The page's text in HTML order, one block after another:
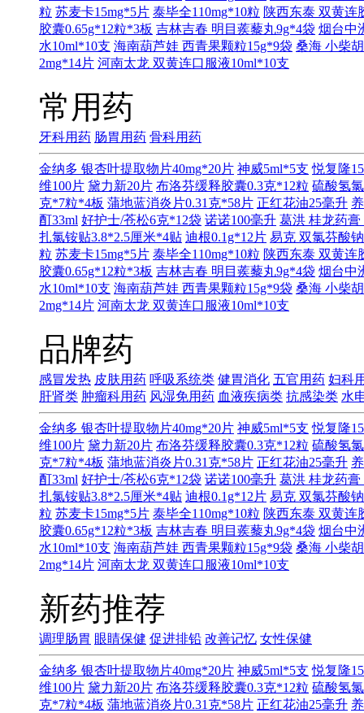
粒 苏麦卡15mg*5片 泰毕全110mg*10粒 陕西东泰 双黄连
胶囊0.65g*12粒*3板 吉林吉春 明目蒺藜丸9g*4袋 烟台中
水10ml*10支 海南葫芦娃 西青果颗粒15g*9袋 桑海 小柴
2mg*14片 河南太龙 双黄连口服液10ml*10支
常用药
牙科用药 肠胃用药 骨科用药
金纳多 银杏叶提取物片40mg*20片 神威5ml*5支 悦复隆
维100片 黛力新20片 布洛芬缓释胶囊0.3克*12粒 硫酸氢
克*7粒*4板 蒲地蓝消炎片0.31克*58片 正红花油25毫升
酊33ml 好护士/苍松6克*12袋 诺诺100毫升 葛洪 桂龙药膏
扎氯铵贴3.8*2.5厘米*4贴 迪根0.1g*12片 易克 双氯芬酸
粒 苏麦卡15mg*5片 泰毕全110mg*10粒 陕西东泰 双黄连
胶囊0.65g*12粒*3板 吉林吉春 明目蒺藜丸9g*4袋 烟台中
水10ml*10支 海南葫芦娃 西青果颗粒15g*9袋 桑海 小柴
2mg*14片 河南太龙 双黄连口服液10ml*10支
品牌药
感冒发热 皮肤用药 呼吸系统类 健胃消化 五官用药 妇科
肝肾类 肿瘤科用药 风湿免用药 血液疾病类 抗感染类 水
金纳多 银杏叶提取物片40mg*20片 神威5ml*5支 悦复隆
维100片 黛力新20片 布洛芬缓释胶囊0.3克*12粒 硫酸氢
克*7粒*4板 蒲地蓝消炎片0.31克*58片 正红花油25毫升
酊33ml 好护士/苍松6克*12袋 诺诺100毫升 葛洪 桂龙药膏
扎氯铵贴3.8*2.5厘米*4贴 迪根0.1g*12片 易克 双氯芬酸
粒 苏麦卡15mg*5片 泰毕全110mg*10粒 陕西东泰 双黄连
胶囊0.65g*12粒*3板 吉林吉春 明目蒺藜丸9g*4袋 烟台中
水10ml*10支 海南葫芦娃 西青果颗粒15g*9袋 桑海 小柴
2mg*14片 河南太龙 双黄连口服液10ml*10支
新药推荐
调理肠胃 眼睛保健 促进排铅 改善记忆 女性保健
金纳多 银杏叶提取物片40mg*20片 神威5ml*5支 悦复隆
维100片 黛力新20片 布洛芬缓释胶囊0.3克*12粒 硫酸氢
克*7粒*4板 蒲地蓝消炎片0.31克*58片 正红花油25毫升